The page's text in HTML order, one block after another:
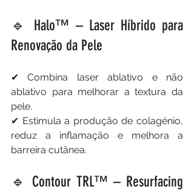
🔹 Halo™ – Laser Híbrido para
Renovação da Pele
✔ Combina laser ablativo e não
ablativo para melhorar a textura da
pele.
✔ Estimula a produção de colagénio,
reduz a inflamação e melhora a
barreira cutânea.
🔹 Contour TRL™ – Resurfacing